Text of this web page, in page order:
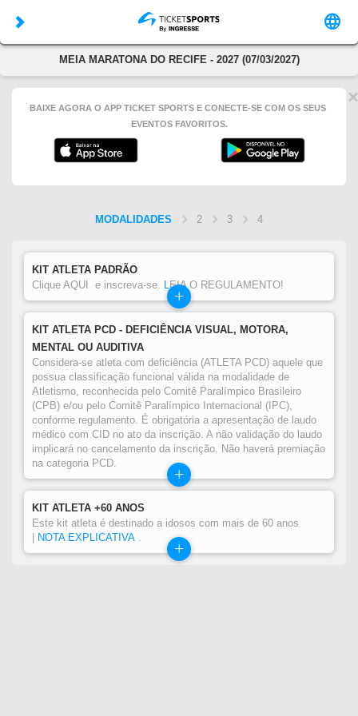
MEIA MARATONA DO RECIFE - 2027 (07/03/2027)
×
BAIXE AGORA O APP TICKET SPORTS E CONECTE-SE COM OS SEUS
EVENTOS FAVORITOS.
MODALIDADES 2 3 4
KIT ATLETA PADRÃO
Clique AQUI e inscreva-se. LEIA O REGULAMENTO!
+
KIT ATLETA PCD - DEFICIÊNCIA VISUAL, MOTORA,
MENTAL OU AUDITIVA
Considera-se atleta com deficiência (ATLETA PCD) aquele que
possua classificação funcional válida na modalidade de
Atletismo, reconhecida pelo Comitê Paralímpico Brasileiro
(CPB) e/ou pelo Comitê Paralímpico Internacional (IPC),
conforme regulamento. É obrigatória a apresentação de laudo
médico com CID no ato da inscrição. A não validação do laudo
implicará no cancelamento da inscrição. Não haverá premiação
na categoria PCD.
+
KIT ATLETA +60 ANOS
Este kit atleta é destinado a idosos com mais de 60 anos
NOTA EXPLICATIVA .
+